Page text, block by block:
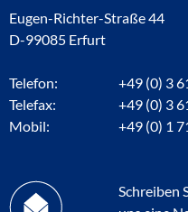
Eugen-Richter-Straße 44
D-99085 Erfurt
Telefon:
+49 (0) 3
Telefax:
+49 (0) 3
Mobil:
+49 (0) 1
Schreiben